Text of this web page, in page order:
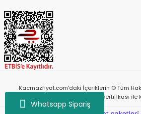
Whatsapp Sipariş
Kacmazfiyat.com'daki İçeriklerin © Tüm
bilgileriniz 256bit SSL sertifikası ile